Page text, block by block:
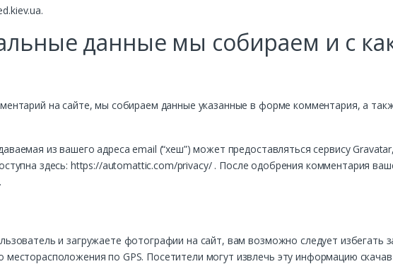
данные мы собираем и с
на сайте, мы собираем данные указанные в форме комментария, а
из вашего адреса email (“хеш”) может предоставляться сервису
здесь: https://automattic.com/privacy/ . После одобрения комментария
и загружаете фотографии на сайт, вам возможно следует избегать
по GPS. Посетители могут извлечь эту информацию